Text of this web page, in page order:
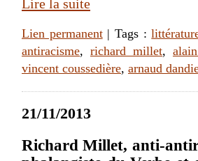
Lire la suite
Lien permanent| Tags :
antiracisme, richard millet,
vincent coussedière, arnaud
21/11/2013
Richard Millet, anti-